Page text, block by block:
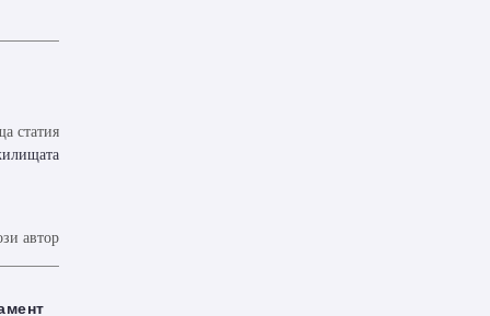
статия
автор